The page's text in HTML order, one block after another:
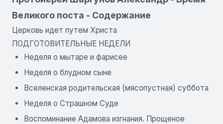
Великого поста - Содержание
Церковь идет путем Христа
ПОДГОТОВИТЕЛЬНЫЕ НЕДЕЛИ
Неделя о мытаре и фарисее
Неделя о блудном сыне
Вселенская родительская (мясопустная) суббота
Неделя о Страшном Суде
Воспоминание Адамова изгнания. Прощеное